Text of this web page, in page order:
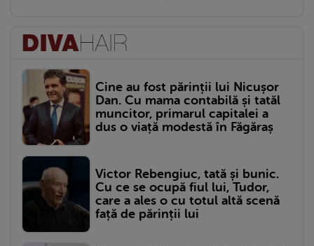
Cine au fost părinții lui Nicușor
Dan. Cu mama contabilă și tatăl
muncitor, primarul capitalei a
dus o viață modestă în Făgăraș
Victor Rebengiuc, tată și bunic.
Cu ce se ocupă fiul lui, Tudor,
care a ales o cu totul altă scenă
față de părinții lui